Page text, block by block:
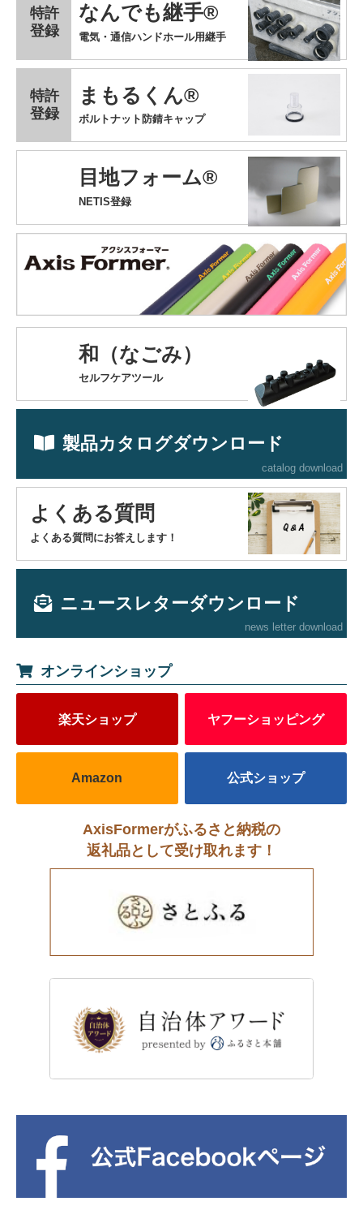
なんでも継手®
特許
登録
電気・通信ハンドホール用継手
まもるくん®
特許
登録
ボルトナット防錆キャップ
目地フォーム®
NETIS登録
和（なごみ）
セルフケアツール
製品カタログダウンロード
catalog download
よくある質問
よくある質問にお答えします！
ニュースレターダウンロード
news letter download
オンラインショップ
楽天ショップ ヤフーショッピング
Amazon 公式ショップ
AxisFormerがふるさと納税の
返礼品として受け取れます！